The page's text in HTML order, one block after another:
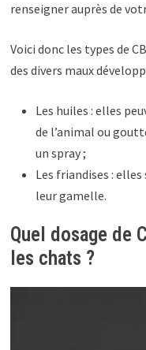
renseigner auprès de
Voici donc les types de
des divers maux
Les huiles : elles
de l’animal ou
un spray ;
Les friandises :
leur gamelle.
Quel dosage de
les chats ?